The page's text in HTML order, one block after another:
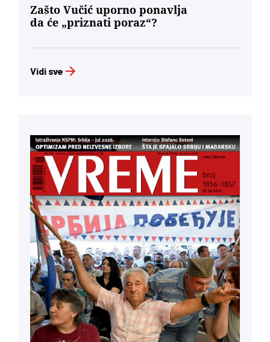
Zašto Vučić uporno ponavlja
da će „priznati poraz“?
Vidi sve